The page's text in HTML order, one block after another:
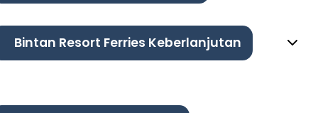
Bintan Resort Ferries Keberlanjutan